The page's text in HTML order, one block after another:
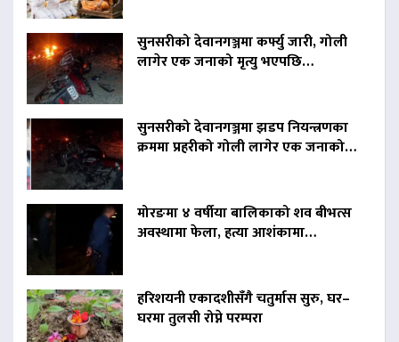
सुनसरीको देवानगञ्जमा कर्फ्यु जारी, गोली
लागेर एक जनाको मृत्यु भएपछि…
सुनसरीको देवानगञ्जमा झडप नियन्त्रणका
क्रममा प्रहरीको गोली लागेर एक जनाको…
मोरङमा ४ वर्षीया बालिकाको शव बीभत्स
अवस्थामा फेला, हत्या आशंकामा…
हरिशयनी एकादशीसँगै चतुर्मास सुरु, घर–
घरमा तुलसी रोप्ने परम्परा